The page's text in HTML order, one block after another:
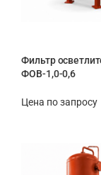
Фильтр
ФОВ-1,0-0,6
Цена по запросу